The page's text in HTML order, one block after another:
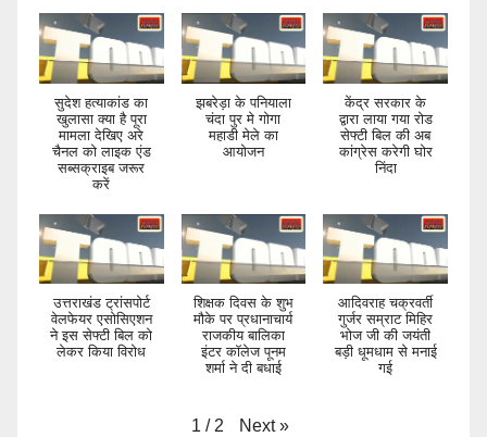
सुदेश हत्याकांड का
खुलासा क्या है पूरा
मामला देखिए अरे
चैनल को लाइक एंड
सब्सक्राइब जरूर
करें
झबरेड़ा के पनियाला
चंदा पुर मे गोगा
महाडी मेले का
आयोजन
केंद्र सरकार के
द्वारा लाया गया रोड
सेफ्टी बिल की अब
कांग्रेस करेगी घोर
निंदा
उत्तराखंड ट्रांसपोर्ट
वेलफेयर एसोसिएशन
ने इस सेफ्टी बिल को
लेकर किया विरोध
शिक्षक दिवस के शुभ
मौके पर प्रधानाचार्य
राजकीय बालिका
इंटर कॉलेज पूनम
शर्मा ने दी बधाई
आदिवराह चक्रवर्ती
गुर्जर सम्राट मिहिर
भोज जी की जयंती
बड़ी धूमधाम से मनाई
गई
1 / 2 Next »